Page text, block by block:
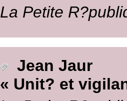
La Petite
Jean Jaur
« Unit? et